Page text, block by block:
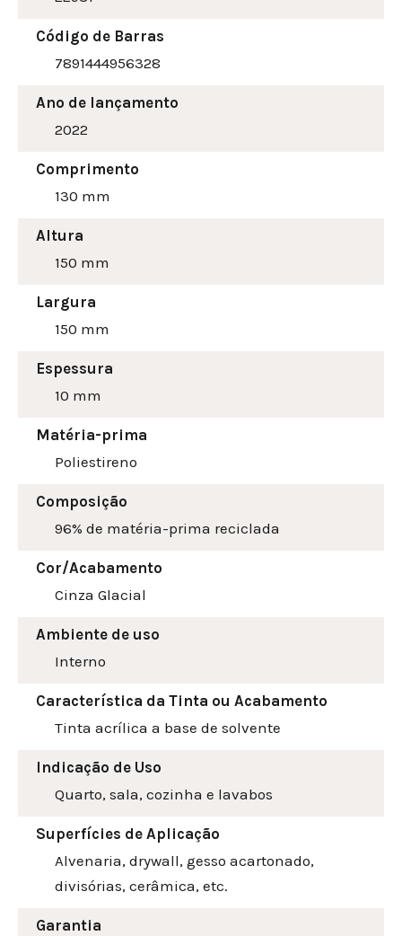
Código de Barras
7891444956328
Ano de lançamento
2022
Comprimento
130 mm
Altura
150 mm
Largura
150 mm
Espessura
10 mm
Matéria-prima
Poliestireno
Composição
96% de matéria-prima reciclada
Cor/Acabamento
Cinza Glacial
Ambiente de uso
Interno
Característica da Tinta ou Acabamento
Tinta acrílica a base de solvente
Indicação de Uso
Quarto, sala, cozinha e lavabos
Superfícies de Aplicação
Alvenaria, drywall, gesso acartonado,
divisórias, cerâmica, etc.
Garantia